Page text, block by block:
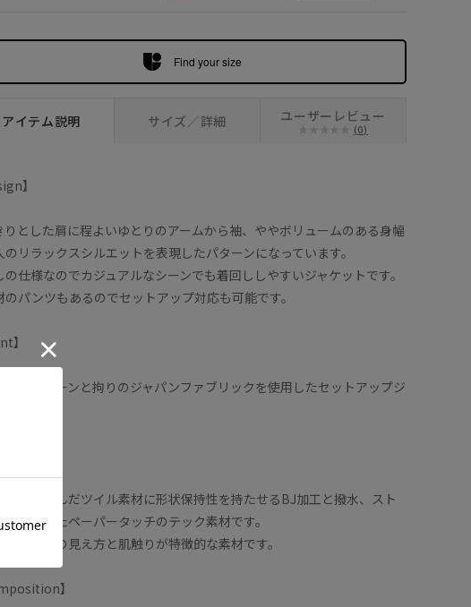
Find your size
アイテム説明 サイズ／詳細 ユーザーレビュー
(0)
】
りとした肩に程よいゆとりのアームから袖、ややボリュームのある身幅
のリラックスシルエットを表現したパターンになっています。
の仕様なのでカジュアルなシーンでも着回ししやすいジャケットです。
のパンツもあるのでセットアップ対応も可能です。
】
れたパターンと拘りのジャパンファブリックを使用したセットアップジ
で織り込んだツイル素材に形状保持性を持たせるBJ加工と撥水、スト
性を加えたペーパータッチのテック素材です。
テージ調の見え方と肌触りが特徴的な素材です。
】